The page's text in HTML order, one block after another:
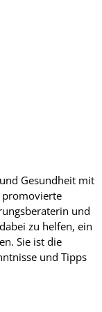
Gesundheit mit
promovierte
und
zu helfen, ein
Sie ist die
und Tipps